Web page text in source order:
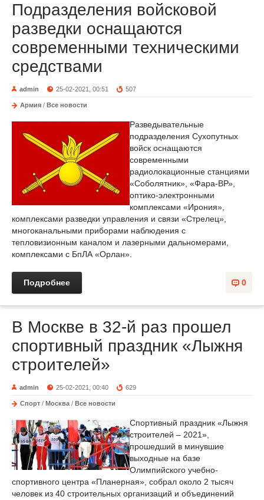
Подразделения войсковой
разведки оснащаются
современными техническими
средствами
admin 25-02-2021, 00:51 507
Армия / Все новости
Разведывательные
подразделения Сухопутных
войск оснащаются
современными
радиолокационные станциями
«Соболятник», «Фара-ВР»,
оптико-электронными
комплексами «Ирония»,
комплексами разведки управления и связи «Стрелец»,
многоканальными приборами наблюдения с
тепловизионным каналом и лазерными дальномерами,
комплексами с БпЛА «Орлан».
0
Подробнее
В Москве в 32-й раз прошел
спортивный праздник «Лыжня
строителей»
admin 25-02-2021, 00:40 629
Спорт / Москва / Все новости
Спортивный праздник «Лыжня
строителей – 2021»,
прошедший в минувшие
выходные на базе
Олимпийского учебно-
спортивного центра «Планерная», собрал около 2 тысяч
человек из 40 строительных организаций и объединений